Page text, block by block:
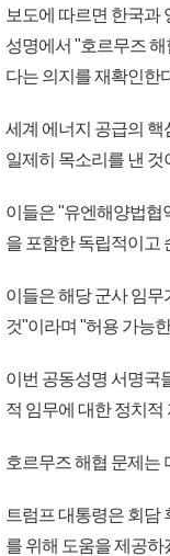
보도에 따르면 한국과
성명에서 "호르무즈
다는 의지를 재확인한
세계 에너지 공급의 핵
일제히 목소리를 낸 것
이들은 "유엔해양법협
을 포함한 독립적이고
이들은 해당 군사 임무
것"이라며 "허용 가능
이번 공동성명 서명국
적 임무에 대한 정치
호르무즈 해협 문제는
트럼프 대통령은 회담
를 위해 도움을 제공하